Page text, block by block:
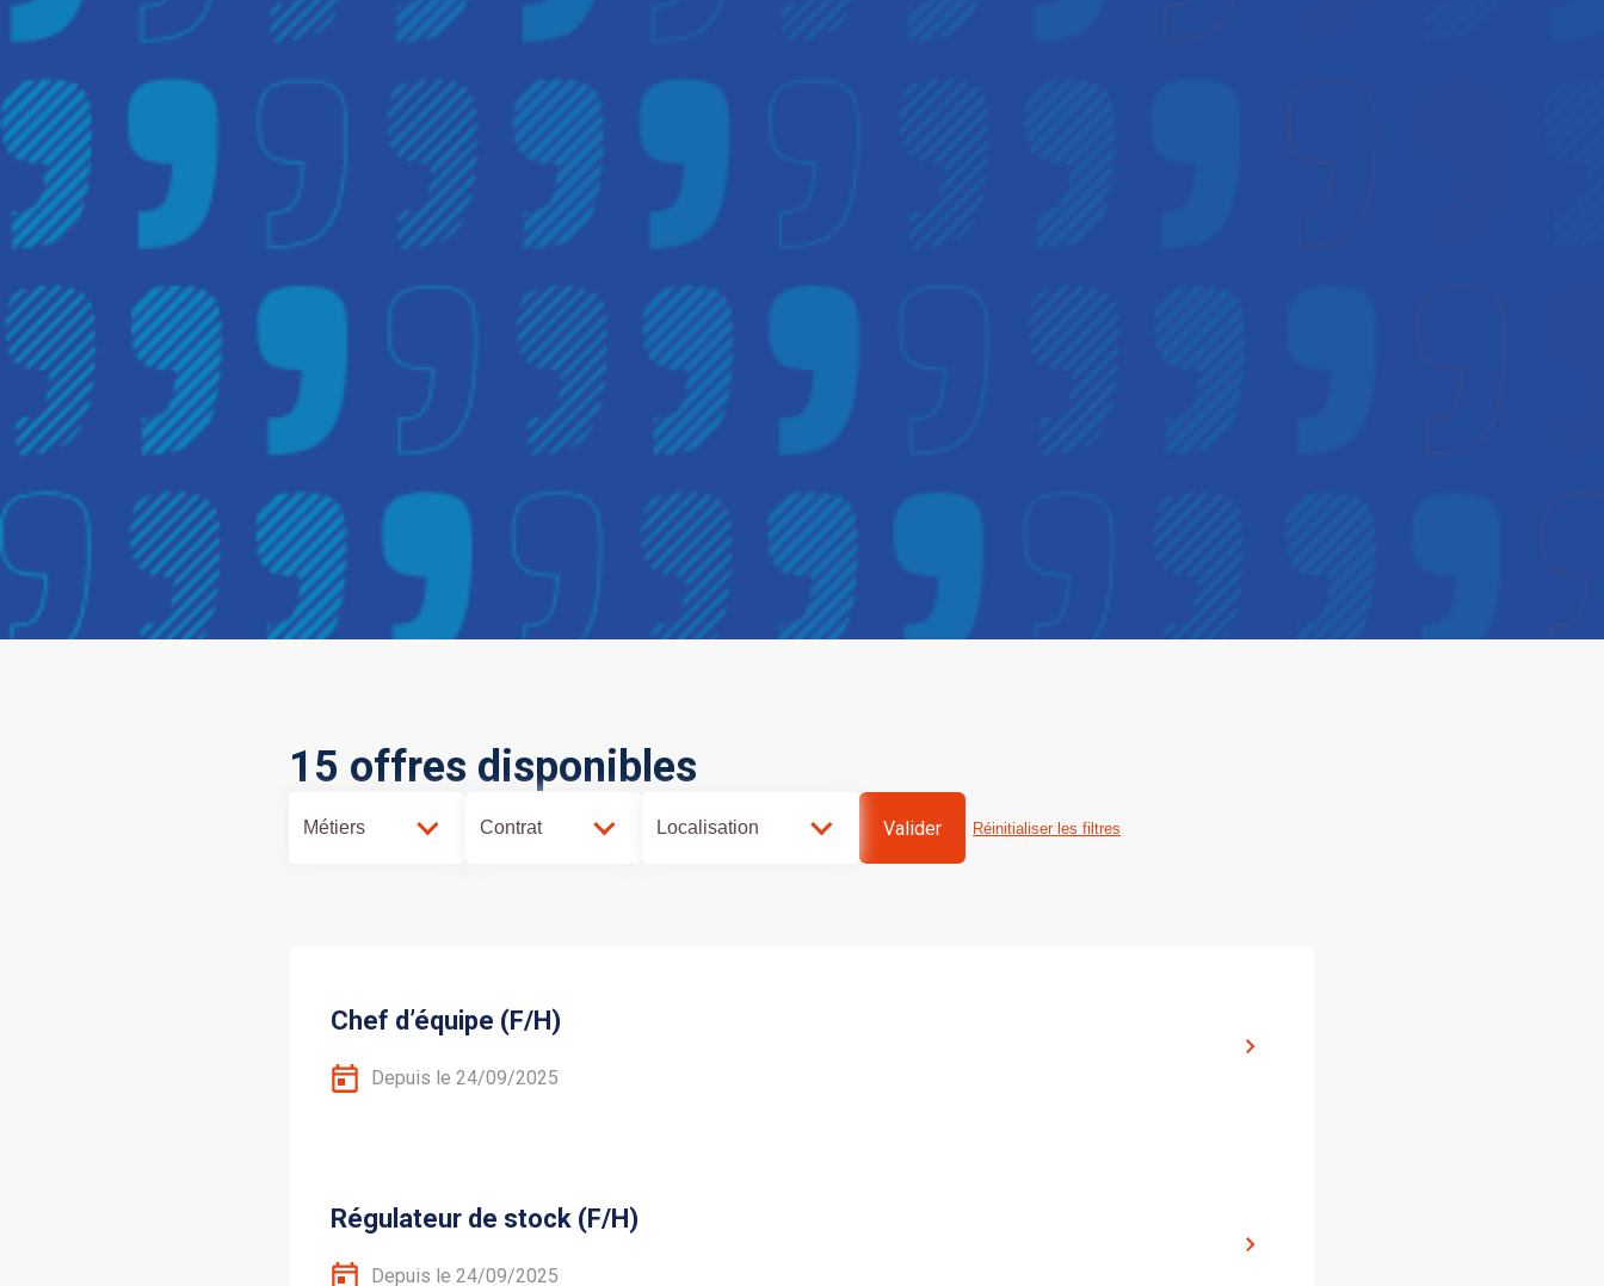
15 offres disponibles
Métiers Contrat Localisation Valider Réinitialiser les filtres
Chef d’équipe (F/H)
Depuis le 24/09/2025
Régulateur de stock (F/H)
Depuis le 24/09/2025